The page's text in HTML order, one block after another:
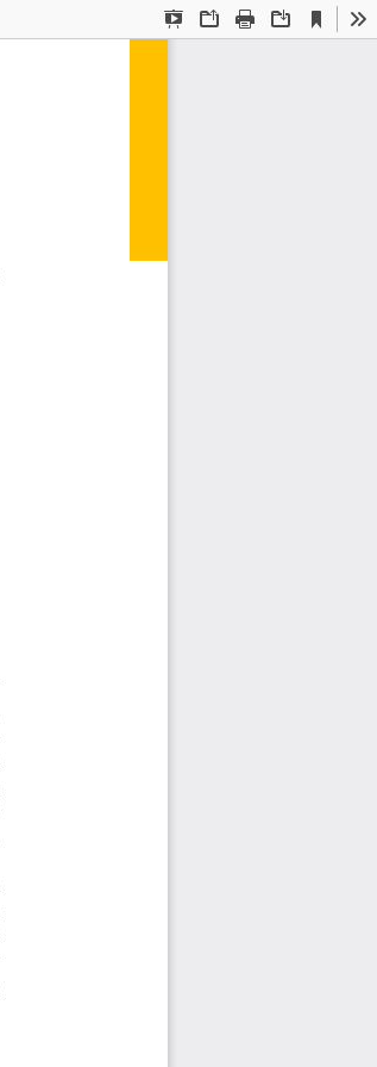
Presentation
OpenPrint Download
Current
View